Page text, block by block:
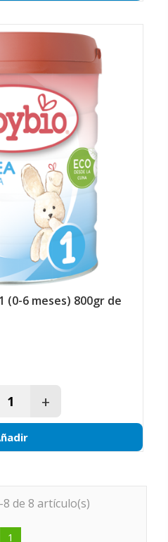
+
de 8 artículo(s)
1